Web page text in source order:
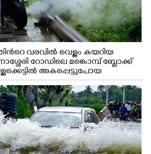
വരവിൽ വെള്ളം കയറിയ
റോഡിലെ മങ്കൊമ്പ് ബ്ലോക്ക്
അകപ്പെട്ടുപോയ
വെള്ളം
വാഹനം പരിശോധിക്കുന്ന